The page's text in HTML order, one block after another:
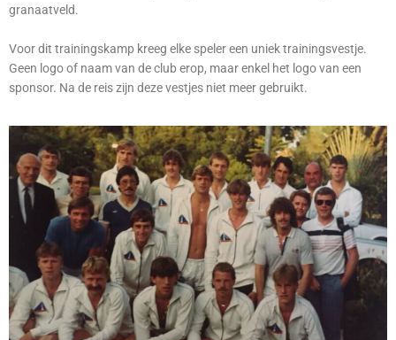
granaatveld.
Voor dit trainingskamp kreeg elke speler een uniek trainingsvestje.
Geen logo of naam van de club erop, maar enkel het logo van een
sponsor. Na de reis zijn deze vestjes niet meer gebruikt.